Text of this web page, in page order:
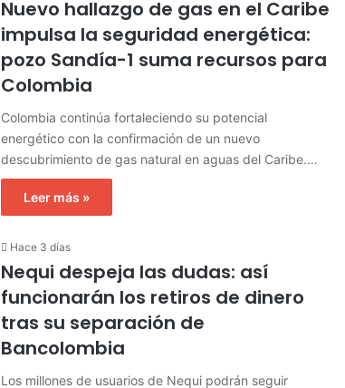
Nuevo hallazgo de gas en el Caribe
impulsa la seguridad energética:
pozo Sandía-1 suma recursos para
Colombia
Colombia continúa fortaleciendo su potencial
energético con la confirmación de un nuevo
descubrimiento de gas natural en aguas del Caribe.…
Leer más »
Hace 3 días
Nequi despeja las dudas: así
funcionarán los retiros de dinero
tras su separación de
Bancolombia
Los millones de usuarios de Nequi podrán seguir